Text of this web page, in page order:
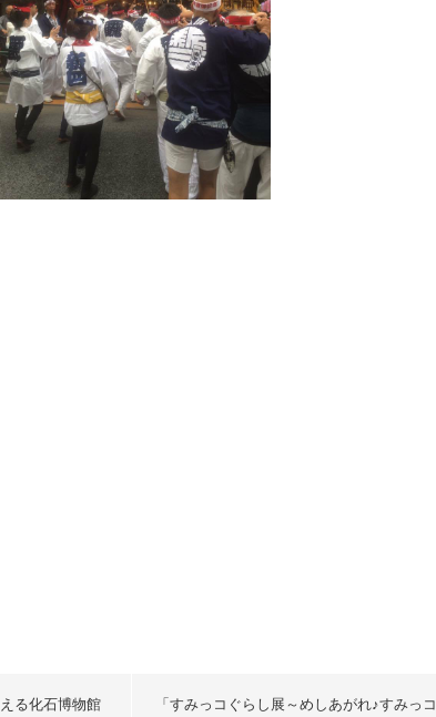
る化石博物館 「すみっコぐらし展～めしあがれ♪すみっコ